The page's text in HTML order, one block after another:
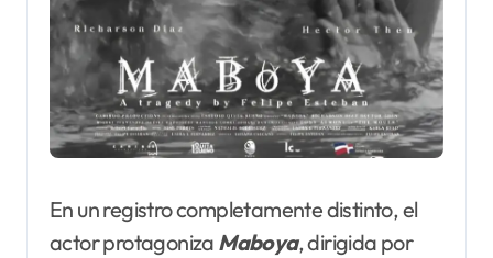
En un registro completamente distinto, el
actor protagoniza Maboya, dirigida por